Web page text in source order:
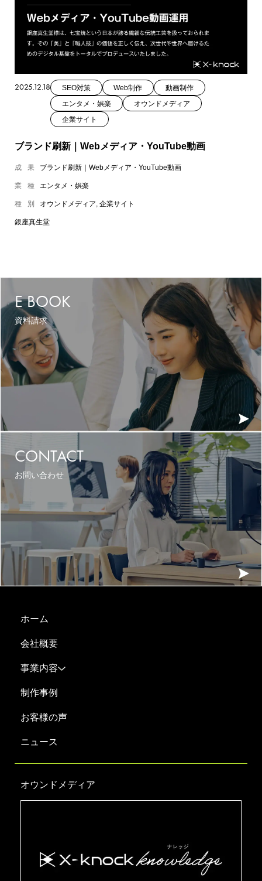
2025.12.18 SEO対策 Web制作
動画制作
エンタメ・娯楽
オウンドメディア
企業サイト
ブランド刷新｜Webメディア・YouTube動画
成果 ブランド刷新｜Webメディア・YouTube動画
業種エンタメ・娯楽
種別 オウンドメディア, 企業サイト
銀座真生堂
E BOOK
資料請求
CONTACT
お問い合わせ
ホーム
会社概要
事業内容
制作事例
お客様の声
ニュース
オウンドメディア